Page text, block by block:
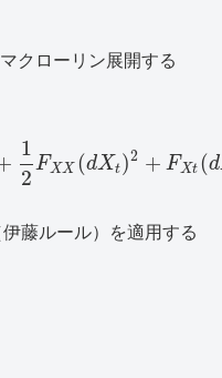
クローリン展開する
1
2
FXX (dXt)2 + FXt (d
藤ルール）を適用する